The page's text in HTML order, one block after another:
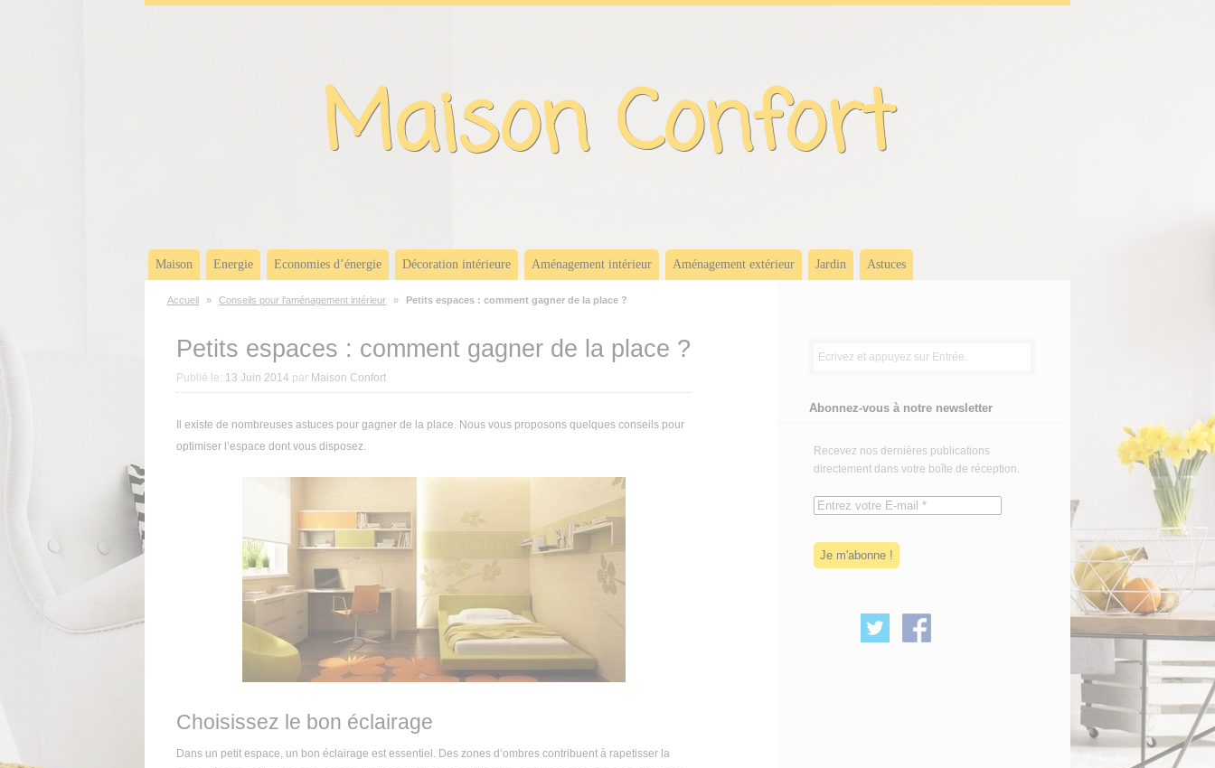
Panneau de gestion des cookies
Maison Confort
Maison Energie Economies d’énergie Décoration intérieure Aménagement intérieur Aménagement extérieur Jardin Astuces
Accueil » Conseils pour l'aménagement intérieur » Petits espaces : comment gagner de la place ?
Petits espaces : comment gagner de la place ?
Publié le: 13 Juin 2014 par Maison Confort
Il existe de nombreuses astuces pour gagner de la place. Nous vous proposons quelques conseils pour
optimiser l’espace dont vous disposez.
Choisissez le bon éclairage
Dans un petit espace, un bon éclairage est essentiel. Des zones d’ombres contribuent à rapetisser la
Abonnez-vous à notre newsletter
Recevez nos dernières publications
directement dans votre boîte de réception.